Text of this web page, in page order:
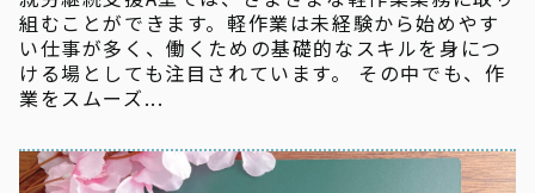
組むことができます。軽作業は未経験から始めやす
い仕事が多く、働くための基礎的なスキルを身につ
ける場としても注目されています。 その中でも、作
業をスムーズ...